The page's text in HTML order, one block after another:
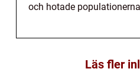
och hotade
Läs fler